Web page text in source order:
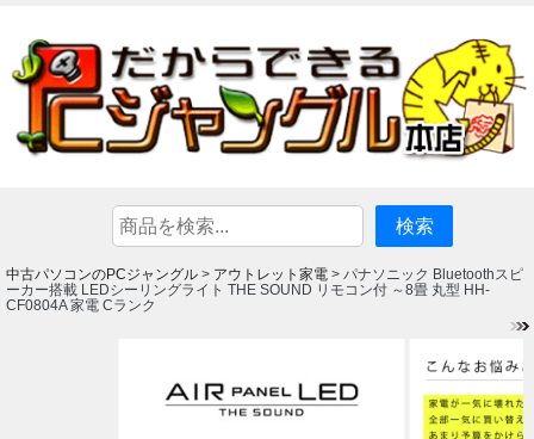
中古パソコンのPCジャングル > アウトレット家電 > パナソニック Bluetoothスピ
ーカー搭載 LEDシーリングライト THE SOUND リモコン付 ～8畳 丸型 HH-
CF0804A 家電 Cランク